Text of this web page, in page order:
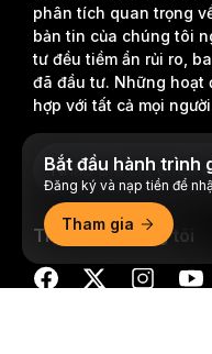
phân tích quan trọng
bản tin của chúng tôi
tư đều tiềm ẩn rủi ro,
đã đầu tư. Những hoạt
hợp với tất cả mọi
Theo dõi chúng tôi
Bắt đầu hành trình
Đăng ký và nạp tiền để
Tham gia